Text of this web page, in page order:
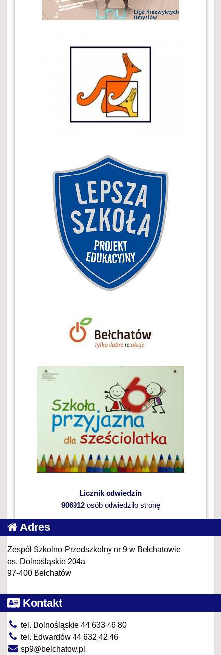
Licznik odwiedzin
906912osób odwiedziło stronę
Adres
Zespół Szkolno-Przedszkolny nr 9 w Bełchatowie
os. Dolnośląskie 204a
97-400 Bełchatów
Kontakt
tel. Dolnośląskie 44 633 46 80
tel. Edwardów 44 632 42 46
sp9@belchatow.pl